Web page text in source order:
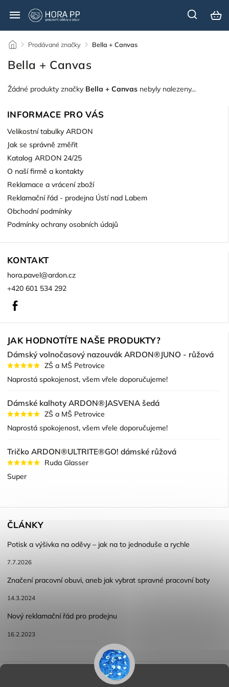
/ Prodávané značky / Bella + Canvas
Bella + Canvas
Žádné produkty značky Bella + Canvas nebyly nalezeny...
INFORMACE PRO VÁS
Velikostní tabulky ARDON
Jak se správně změřit
Katalog ARDON 24/25
O naší firmě a kontakty
Reklamace a vrácení zboží
Reklamační řád - prodejna Ústí nad Labem
Obchodní podmínky
Podmínky ochrany osobních údajů
KONTAKT
hora.pavel@ardon.cz
+420 601 534 292
JAK HODNOTÍTE NAŠE PRODUKTY?
Dámský volnočasový nazouvák ARDON®JUNO - růžová
ZŠ a MŠ Petrovice
Naprostá spokojenost, všem vřele doporučujeme!
Dámské kalhoty ARDON®JASVENA šedá
ZŠ a MŠ Petrovice
Naprostá spokojenost, všem vřele doporučujeme!
Tričko ARDON®ULTRITE®GO! dámské růžová
Ruda Glasser
Super
ČLÁNKY
Potisk a výšivka na oděvy – jak na to jednoduše a rychle
7.7.2026
Značení pracovní obuvi, aneb jak vybrat spravné pracovní boty
14.3.2024
Nový reklamační řád pro prodejnu
16.2.2023
Reklamace a vracení zboží